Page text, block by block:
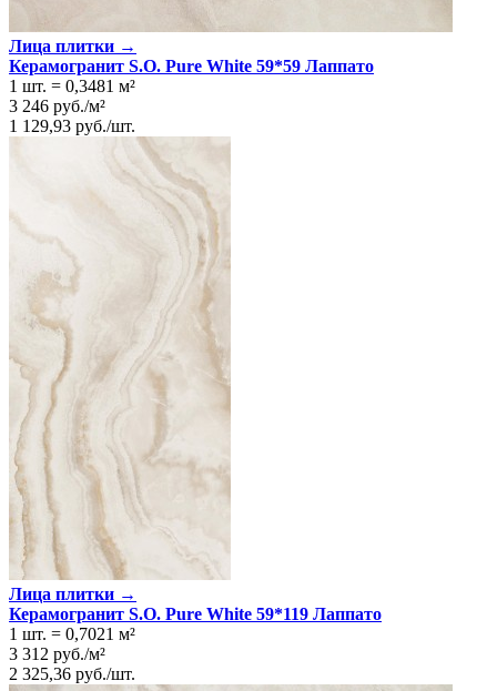
Лица плитки →
Керамогранит S.O. Pure White 59*59 Лаппато
1 шт. = 0,3481 м²
3 246 руб./м²
1 129,93 руб./шт.
Лица плитки →
Керамогранит S.O. Pure White 59*119 Лаппато
1 шт. = 0,7021 м²
3 312 руб./м²
2 325,36 руб./шт.